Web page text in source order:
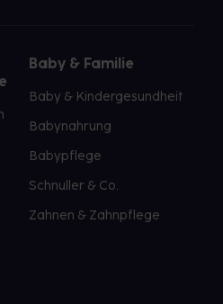
Baby & Familie
Baby & Kindergesundheit
Babynahrung
Babypflege
Schnuller & Co.
Zahnen & Zahnpflege